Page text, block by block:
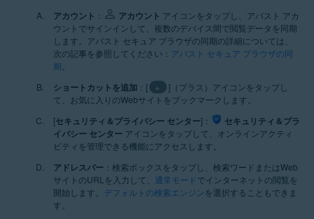
アカウント ： アカウント アイコンをタップし、アバスト アカ
ウントでサインインして、複数のデバイス間で閲覧データを同期
します。アバスト セキュア ブラウザの同期の詳細については、
次の記事を参照してください： アバスト セキュア ブラウザの同
期
ショートカットを追加 ：[ +
]（プラス）アイコンをタップし
て、お気に入りのWebサイトをブックマークします。
[セキュリティ＆プライバシー センター]：
セキュリティ＆プラ
イバシー センター アイコンをタップして、オンラインアクティ
ビティを管理できる機能にアクセスします。
アドレスバー ：検索ボックスをタップし、検索ワードまたはWeb
サイトのURLを入力して、 通常モードでインターネットの閲覧を
開始します。 デフォルトの検索エンジンを選択することもできま
す。